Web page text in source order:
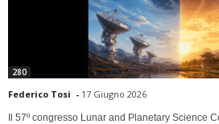
280
Federico Tosi - 17 Giugno 2026
Il 57º congresso Lunar and Planetary Science